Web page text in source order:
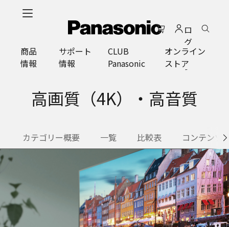
プ
ロ
グ
イ
ン
商品
情報
サポート
情報
CLUB
Panasonic
オンライン
ストア
高画質（4K）・高音質
カテゴリー概要 一覧 比較表 コンテンツ